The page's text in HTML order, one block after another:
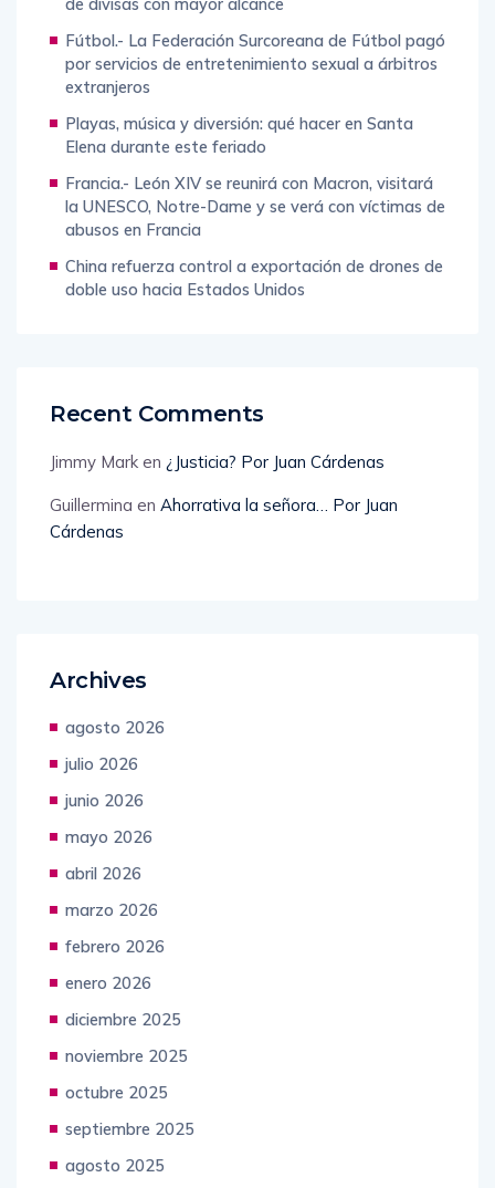
de divisas con mayor alcance
Fútbol.- La Federación Surcoreana de Fútbol pagó
por servicios de entretenimiento sexual a árbitros
extranjeros
Playas, música y diversión: qué hacer en Santa
Elena durante este feriado
Francia.- León XIV se reunirá con Macron, visitará
la UNESCO, Notre-Dame y se verá con víctimas de
abusos en Francia
China refuerza control a exportación de drones de
doble uso hacia Estados Unidos
Recent Comments
Jimmy Mark en ¿Justicia? Por Juan Cárdenas
Guillermina en Ahorrativa la señora… Por Juan
Cárdenas
Archives
agosto 2026
julio 2026
junio 2026
mayo 2026
abril 2026
marzo 2026
febrero 2026
enero 2026
diciembre 2025
noviembre 2025
octubre 2025
septiembre 2025
agosto 2025